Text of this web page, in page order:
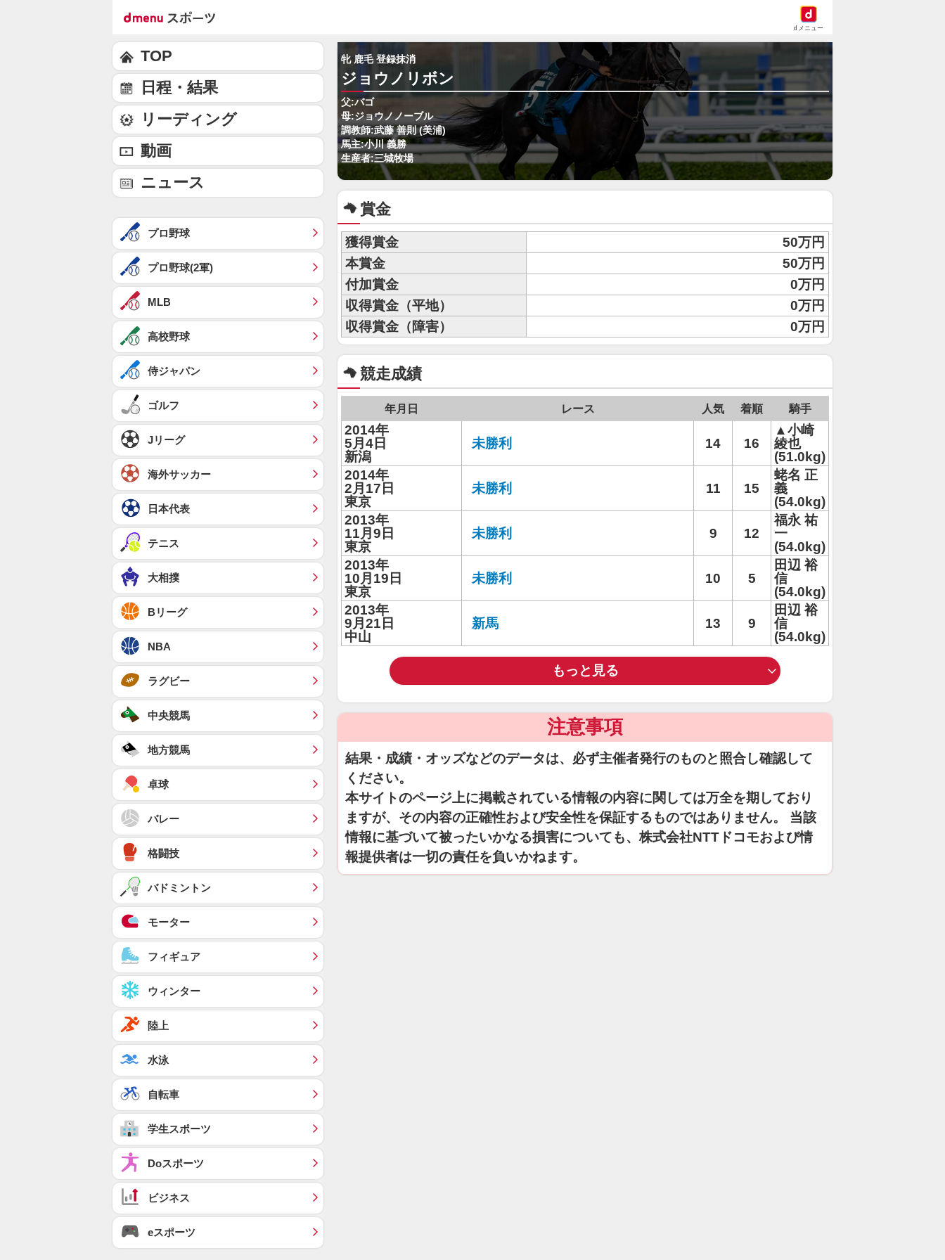
dメニュー
牝 鹿毛 登録抹消
ジョウノリボン
父:バゴ
母:ジョウノノーブル
調教師:武藤 善則 (美浦)
馬主:小川 義勝
生産者:三城牧場
賞金
獲得賞金
50万円
本賞金
50万円
付加賞金
0万円
収得賞金（平地）
0万円
収得賞金（障害）
0万円
競走成績
年月日 レース 人気 着順 騎手
2014年
5月4日
新潟
未勝利 14 16
▲小崎
綾也
(51.0kg)
2014年
2月17日
東京
未勝利 11 15
蛯名 正
義
(54.0kg)
2013年
11月9日
東京
未勝利 9 12
福永 祐
一
(54.0kg)
2013年
10月19日
東京
未勝利 10 5
田辺 裕
信
(54.0kg)
2013年
9月21日
中山
新馬 13 9
田辺 裕
信
(54.0kg)
もっと見る
注意事項
結果・成績・オッズなどのデータは、必ず主催者発行のものと照合し確認して
ください。
本サイトのページ上に掲載されている情報の内容に関しては万全を期しており
ますが、その内容の正確性および安全性を保証するものではありません。 当該
情報に基づいて被ったいかなる損害についても、株式会社NTTドコモおよび情
報提供者は一切の責任を負いかねます。
TOP
日程・結果
リーディング
動画
ニュース
プロ野球
プロ野球(2軍)
MLB
高校野球
侍ジャパン
ゴルフ
Jリーグ
海外サッカー
日本代表
テニス
大相撲
Bリーグ
NBA
ラグビー
中央競馬
地方競馬
卓球
バレー
格闘技
バドミントン
モーター
フィギュア
ウィンター
陸上
水泳
自転車
学生スポーツ
Doスポーツ
ビジネス
eスポーツ